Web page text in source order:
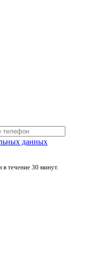
данных
течение 30 минут.